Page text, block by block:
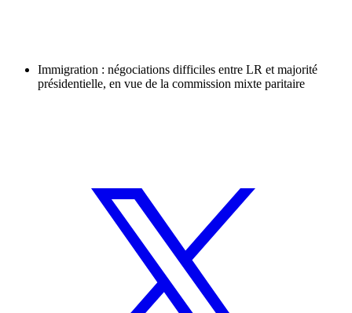
Immigration : négociations difficiles entre LR et majorité
présidentielle, en vue de la commission mixte paritaire